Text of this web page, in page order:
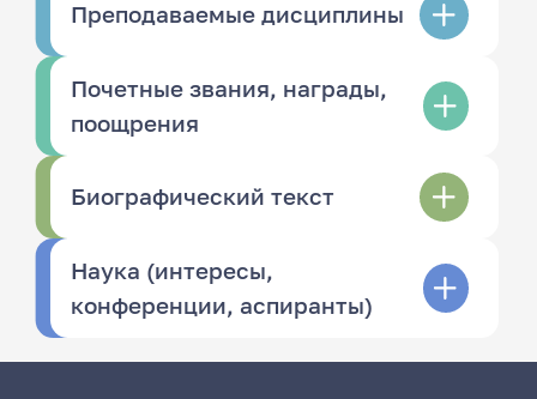
Преподаваемые дисциплины
Почетные звания, награды,
поощрения
Биографический текст
Наука (интересы,
конференции, аспиранты)